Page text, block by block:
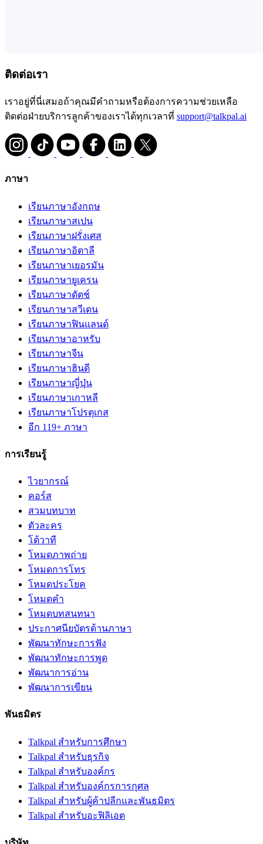
ติดต่อเรา
เราอยู่ที่นี่เสมอถ้าคุณมีคำถามหรือต้องการความช่วยเหลือ
ติดต่อฝ่ายบริการลูกค้าของเราได้ทุกเวลาที่ support@talkpal.ai
ภาษา
เรียนภาษาอังกฤษ
เรียนภาษาสเปน
เรียนภาษาฝรั่งเศส
เรียนภาษาอิตาลี
เรียนภาษาเยอรมัน
เรียนภาษายูเครน
เรียนภาษาดัตช์
เรียนภาษาสวีเดน
เรียนภาษาฟินแลนด์
เรียนภาษาอาหรับ
เรียนภาษาจีน
เรียนภาษาฮินดี
เรียนภาษาญี่ปุ่น
เรียนภาษาเกาหลี
เรียนภาษาโปรตุเกส
อีก 119+ ภาษา
การเรียนรู้
ไวยากรณ์
คอร์ส
สวมบทบาท
ตัวละคร
โต้วาที
โหมดภาพถ่าย
โหมดการโทร
โหมดประโยค
โหมดคำ
โหมดบทสนทนา
ประกาศนียบัตรด้านภาษา
พัฒนาทักษะการฟัง
พัฒนาทักษะการพูด
พัฒนาการอ่าน
พัฒนาการเขียน
พันธมิตร
Talkpal สำหรับการศึกษา
Talkpal สำหรับธุรกิจ
Talkpal สำหรับองค์กร
Talkpal สำหรับองค์กรการกุศล
Talkpal สําหรับผู้ค้าปลีกและพันธมิตร
Talkpal สำหรับอะฟิลิเอต